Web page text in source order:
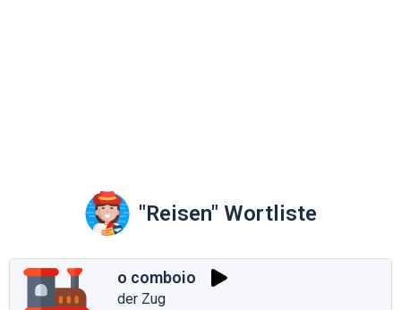
"Reisen" Wortliste
o comboio
der Zug